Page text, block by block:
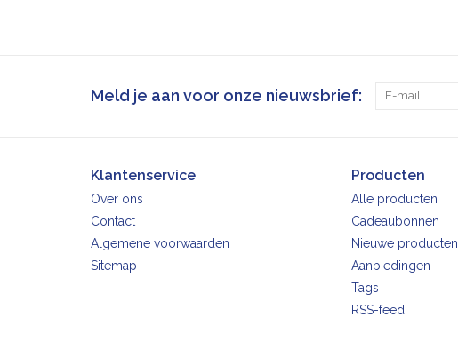
Meld je aan voor onze nieuwsbrief:
Klantenservice
Over ons
Contact
Algemene voorwaarden
Sitemap
Producten
Alle producten
Cadeaubonnen
Nieuwe producten
Aanbiedingen
Tags
RSS-feed